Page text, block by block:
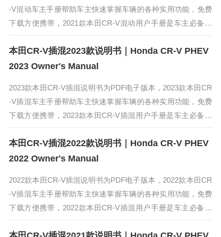
-V混动车主手册帮助车主快速掌握车辆的各种实用功能，免费
下载方便携带，2021款本田CR-V混动用户手册是车主必备的
电子使用手册。2021款本田CR-V混动搭载了由2.0L...
本田CR-V插混2023款说明书｜Honda CR-V PHEV
2023 Owner's Manual
2023款本田CR-V插混说明书为PDF电子版本，2023款本田CR
-V插混车主手册帮助车主快速掌握车辆的各种实用功能，免费
下载方便携带，2023款本田CR-V插混用户手册是车主必备的
电子使用手册。2023款本田CR-V插混造型变得更加硬朗...
本田CR-V插混2022款说明书｜Honda CR-V PHEV
2022 Owner's Manual
2022款本田CR-V插混说明书为PDF电子版本，2022款本田CR
-V插混车主手册帮助车主快速掌握车辆的各种实用功能，免费
下载方便携带，2022款本田CR-V插混用户手册是车主必备的
电子使用手册。2022款本田CR-V插混搭载的本田全新插...